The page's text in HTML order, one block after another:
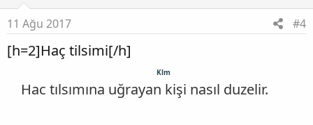
11 Ağu 2017 #4
[h=2]Haç tilsimi[/h]
Klm
Hac tılsımına uğrayan kişi nasıl duzelir.